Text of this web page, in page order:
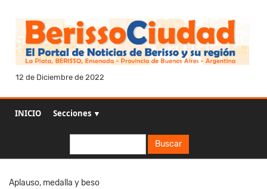
12 de Diciembre de 2022
INICIO Secciones ▼
Buscar
Aplauso, medalla y beso